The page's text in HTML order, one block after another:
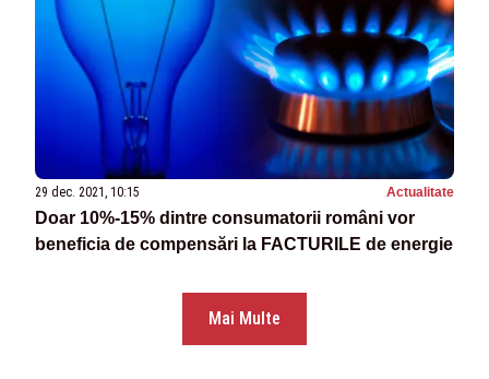
29 dec. 2021, 10:15 Actualitate
Doar 10%-15% dintre consumatorii români vor
beneficia de compensări la FACTURILE de energie
Mai Multe